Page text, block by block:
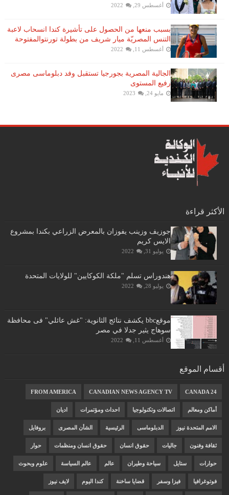
أغسطس 29, 2022
بسبب منعها من الحصول على تأشيرة كندا انسحاب لاعبة ​
التنس​ المصريّة ​ميار شريف​ من بطولة ​تورنتو​المفتوحة
أغسطس 11, 2022
الجالية المصرية بجورجيا تستقبل وفد دبلوماسى مصرى
رفيع المستوى
مايو 24, 2023
الأكثر قراءة
جوزيف وزينب يفوزان بالمعرض الزراعي بكندا بمشروع
الايس كريم
يوليو 31, 2022
هندوراس تسلم "ملكة الكوكايين" للولايات المتحدة
يوليو 28, 2022
موقعbbc يكشف نتائج الثانوية: "غش عائلي" فى محافظة
سوهاج يثير جدلا في مصر
أغسطس 11, 2022
أقسام الموقع
CANADA 24
CANADIAN NEWS AGENCY TV
FROM AMERICA
أماكن ومعالم اتصالات وتكنولوجيا احداث ومؤتمرات اديان
الامم المتحدة نيوز الدبلوماسى الرئيسية الشأن المصرى بروفايل
ثقافة وفنون جاليات حقوق انسان حقوق انسان ومنظمات حوار
حوارات ستايل سياحة وطيران عالم عالم السياسة علوم وبحوث
فوتوغرافيا فيزا وسفر قضايا ساخنة كندا اليوم لايف نيوز